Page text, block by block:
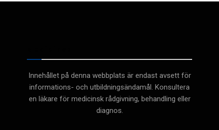
Innehållet på denna webbplats är endast avsett för
informations- och utbildningsändamål. Konsultera
en läkare för medicinsk rådgivning, behandling eller
diagnos.